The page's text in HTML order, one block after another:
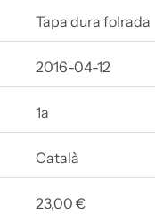
Tapa dura folrada
2016-04-12
1a
Català
23,00 €